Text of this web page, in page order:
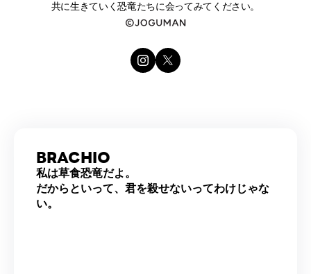
共に生きていく恐竜たちに会ってみてください。
BRACHIO
私は草食恐竜だよ。
だからといって、君を殺せないってわけじゃな
い。